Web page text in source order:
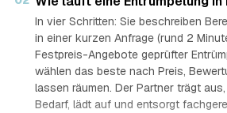
In vier Schritten: Sie beschreiben
in einer kurzen Anfrage (rund 2
Festpreis-Angebote geprüfter
wählen das beste nach Preis,
lassen räumen. Der Partner trägt
Bedarf, lädt auf und entsorgt